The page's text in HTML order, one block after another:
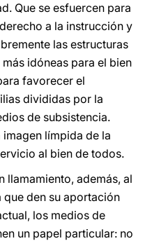
Que se esfuercen para
a la instrucción y
las estructuras
idóneas para el bien
favorecer el
divididas por la
de subsistencia.
límpida de la
al bien de todos.
llamamiento, además, al
den su aportación
los medios de
un papel particular: no